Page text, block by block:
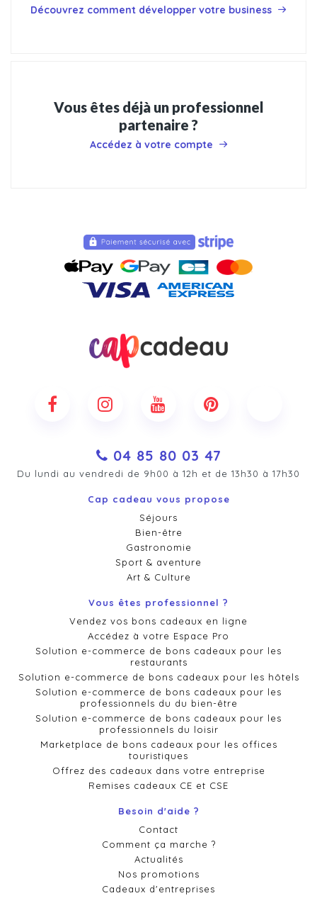
Découvrez comment développer votre business
Vous êtes déjà un professionnel
partenaire ?
Accédez à votre compte
04 85 80 03 47
Du lundi au vendredi de 9h00 à 12h et de 13h30 à 17h30
Cap cadeau vous propose
Séjours
Bien-être
Gastronomie
Sport & aventure
Art & Culture
Vous êtes professionnel ?
Vendez vos bons cadeaux en ligne
Accédez à votre Espace Pro
Solution e-commerce de bons cadeaux pour les
restaurants
Solution e-commerce de bons cadeaux pour les hôtels
Solution e-commerce de bons cadeaux pour les
professionnels du du bien-être
Solution e-commerce de bons cadeaux pour les
professionnels du loisir
Marketplace de bons cadeaux pour les offices
touristiques
Offrez des cadeaux dans votre entreprise
Remises cadeaux CE et CSE
Besoin d'aide ?
Contact
Comment ça marche ?
Actualités
Nos promotions
Cadeaux d'entreprises